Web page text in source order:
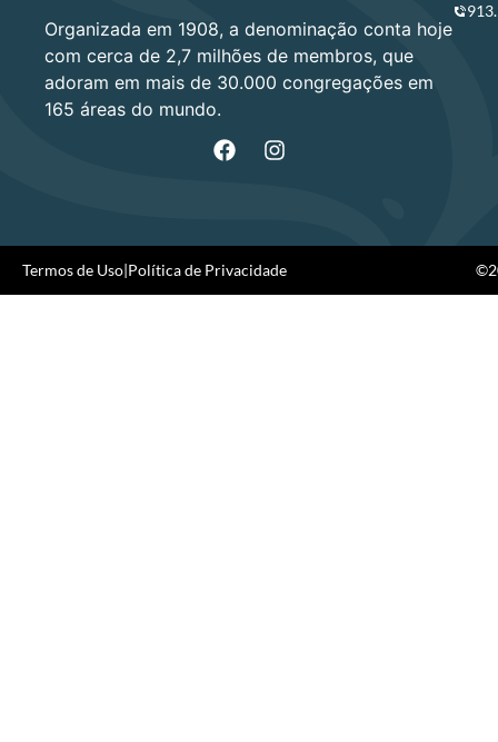
Organizada em 1908, a denominação conta hoje
com cerca de 2,7 milhões de membros, que
adoram em mais de 30.000 congregações em
165 áreas do mundo.
Termos de Uso|Política de Privacidade